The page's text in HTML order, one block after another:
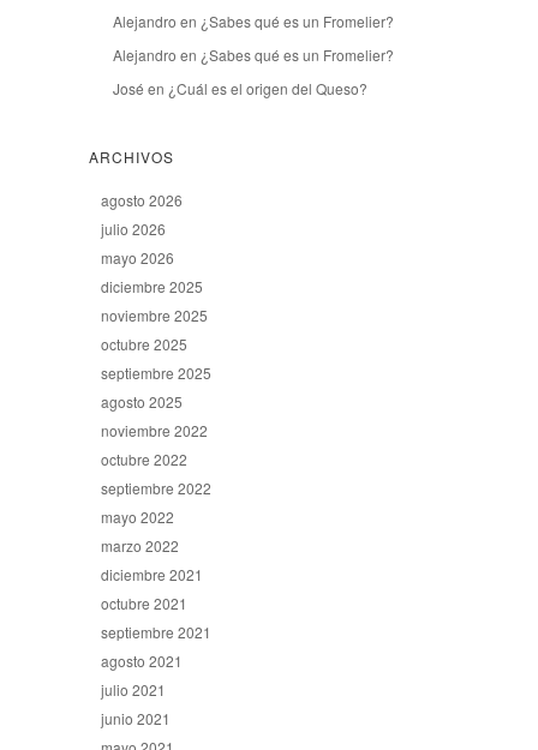
Alejandro en ¿Sabes qué es un Fromelier?
Alejandro en ¿Sabes qué es un Fromelier?
José en ¿Cuál es el origen del Queso?
ARCHIVOS
agosto 2026
julio 2026
mayo 2026
diciembre 2025
noviembre 2025
octubre 2025
septiembre 2025
agosto 2025
noviembre 2022
octubre 2022
septiembre 2022
mayo 2022
marzo 2022
diciembre 2021
octubre 2021
septiembre 2021
agosto 2021
julio 2021
junio 2021